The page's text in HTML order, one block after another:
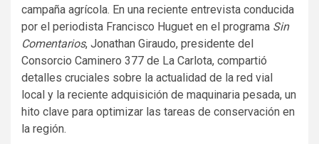
campaña agrícola. En una reciente entrevista conducida
por el periodista Francisco Huguet en el programa Sin
Comentarios, Jonathan Giraudo, presidente del
Consorcio Caminero 377 de La Carlota, compartió
detalles cruciales sobre la actualidad de la red vial
local y la reciente adquisición de maquinaria pesada, un
hito clave para optimizar las tareas de conservación en
la región.